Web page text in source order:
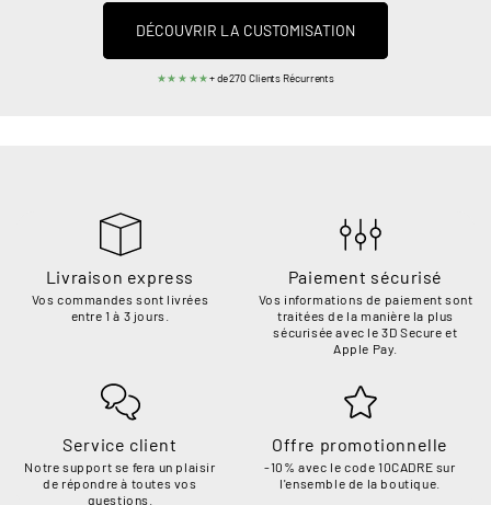
DÉCOUVRIR LA CUSTOMISATION
★★★★★+ de 270 Clients Récurrents
Livraison express
Vos commandes sont livrées
entre 1 à 3 jours.
Paiement sécurisé
Vos informations de paiement sont
traitées de la manière la plus
sécurisée avec le 3D Secure et
Apple Pay.
Service client
Notre support se fera un plaisir
de répondre à toutes vos
questions.
Offre promotionnelle
-10% avec le code 10CADRE sur
l'ensemble de la boutique.